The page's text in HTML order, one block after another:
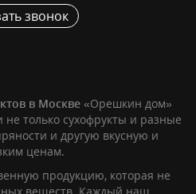
звонок
в Москве «Орешкин дом»
не только сухофрукты и разные
и другую вкусную и
ценам.
продукцию, которая не